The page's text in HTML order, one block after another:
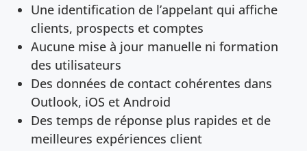
Une identification de l’appelant qui affiche
clients, prospects et comptes
Aucune mise à jour manuelle ni formation
des utilisateurs
Des données de contact cohérentes dans
Outlook, iOS et Android
Des temps de réponse plus rapides et de
meilleures expériences client